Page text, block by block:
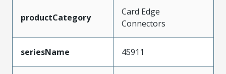
productCategory
Card Edge
Connectors
seriesName 45911